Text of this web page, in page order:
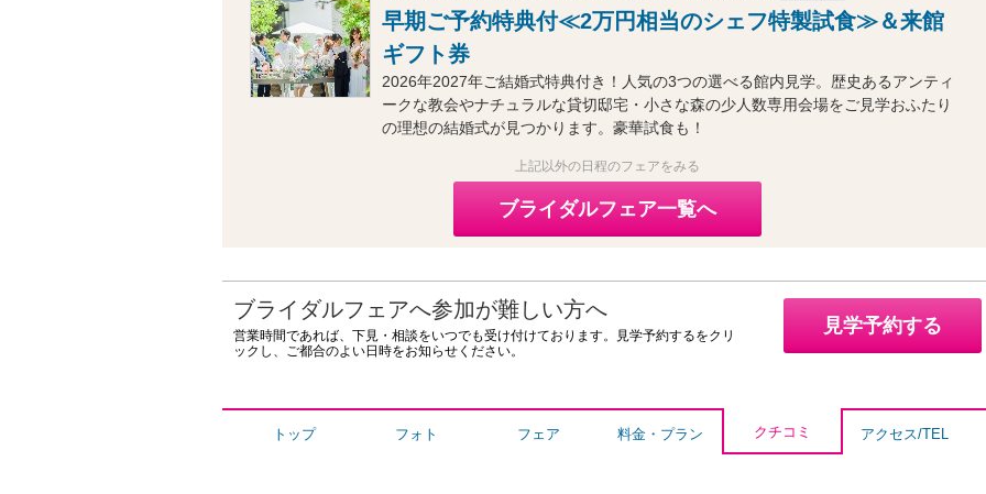
早期ご予約特典付≪2万円相当のシェフ特製試食≫＆来館
ギフト券
2026年2027年ご結婚式特典付き！人気の3つの選べる館内見学。歴史あるアンティ
ークな教会やナチュラルな貸切邸宅・小さな森の少人数専用会場をご見学おふたり
の理想の結婚式が見つかります。豪華試食も！
上記以外の日程のフェアをみる
ブライダルフェア一覧へ
ブライダルフェアへ参加が難しい方へ
営業時間であれば、下見・相談をいつでも受け付けております。見学予約するをクリ
ックし、ご都合のよい日時をお知らせください。
見学予約する
トップ フォト フェア 料金・プラン クチコミ アクセス/TEL